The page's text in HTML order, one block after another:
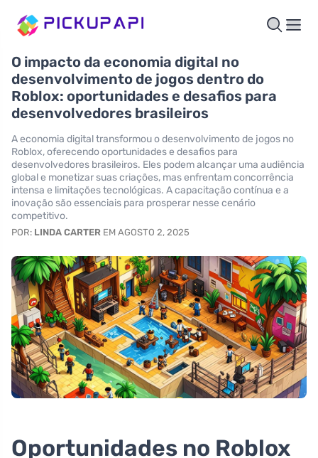
O impacto da economia digital no
desenvolvimento de jogos dentro do
Roblox: oportunidades e desafios para
desenvolvedores brasileiros
A economia digital transformou o desenvolvimento de jogos no
Roblox, oferecendo oportunidades e desafios para
desenvolvedores brasileiros. Eles podem alcançar uma audiência
global e monetizar suas criações, mas enfrentam concorrência
intensa e limitações tecnológicas. A capacitação contínua e a
inovação são essenciais para prosperar nesse cenário
competitivo.
POR: LINDA CARTER EM AGOSTO 2, 2025
Oportunidades no Roblox